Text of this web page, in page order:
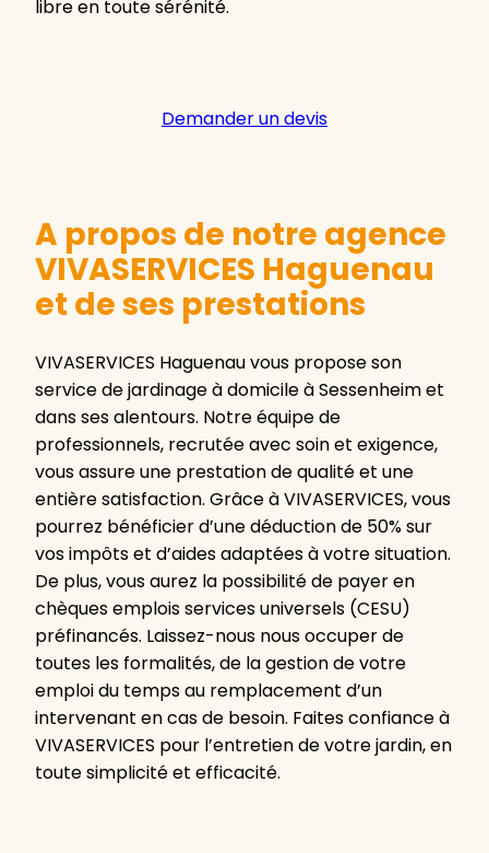
libre en toute sérénité.
Demander un devis
A propos de notre agence
VIVASERVICES Haguenau
et de ses prestations
VIVASERVICES Haguenau vous propose son
service de jardinage à domicile à Sessenheim et
dans ses alentours. Notre équipe de
professionnels, recrutée avec soin et exigence,
vous assure une prestation de qualité et une
entière satisfaction. Grâce à VIVASERVICES, vous
pourrez bénéficier d’une déduction de 50% sur
vos impôts et d’aides adaptées à votre situation.
De plus, vous aurez la possibilité de payer en
chèques emplois services universels (CESU)
préfinancés. Laissez-nous nous occuper de
toutes les formalités, de la gestion de votre
emploi du temps au remplacement d’un
intervenant en cas de besoin. Faites confiance à
VIVASERVICES pour l’entretien de votre jardin, en
toute simplicité et efficacité.